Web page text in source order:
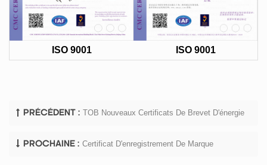
ISO 9001 ISO 9001
PRÉCÉDENT : TOB Nouveaux Certificats De Brevet D'énergie
PROCHAINE : Certificat D'enregistrement De Marque